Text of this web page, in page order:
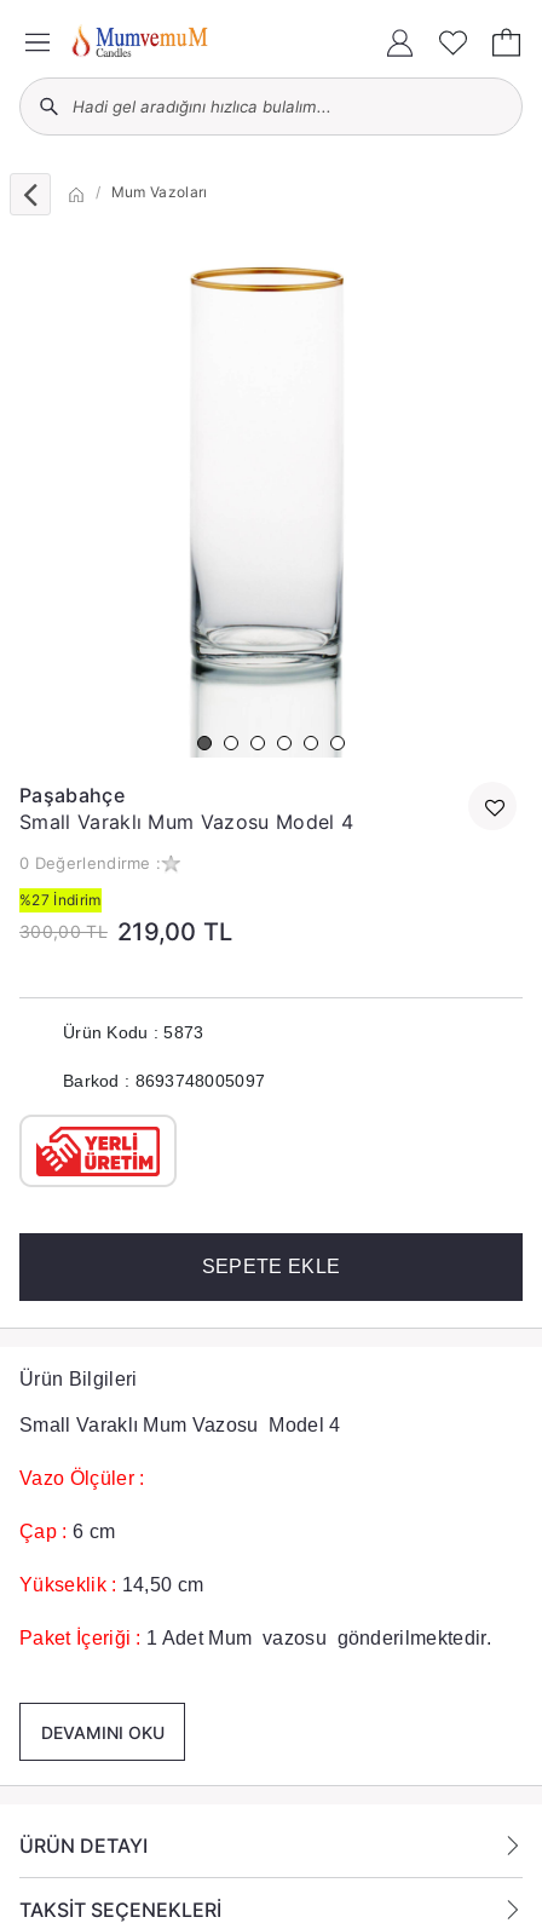
Mum Vazoları
Paşabahçe
Small Varaklı Mum Vazosu Model 4
0 Değerlendirme :
%27 İndirim
300,00 TL 219,00 TL
Ürün Kodu : 5873
Barkod : 8693748005097
SEPETE EKLE
Ürün Bilgileri
Small Varaklı Mum Vazosu Model 4
Vazo Ölçüler :
Çap : 6 cm
Yükseklik : 14,50 cm
Paket İçeriği : 1 Adet Mum vazosu gönderilmektedir.
Yanan bir mumun durumunu belirli aralıklarla kontrol
DEVAMINI OKU
ÜRÜN DETAYI
TAKSİT SEÇENEKLERİ